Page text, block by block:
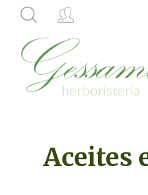
Hi,
Aceites